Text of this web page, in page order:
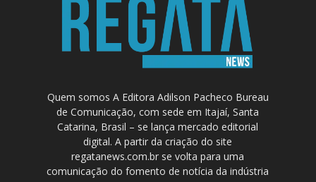
Quem somos A Editora Adilson Pacheco Bureau
de Comunicação, com sede em Itajaí, Santa
Catarina, Brasil – se lança mercado editorial
digital. A partir da criação do site
regatanews.com.br se volta para uma
comunicação do fomento de notícia da indústria